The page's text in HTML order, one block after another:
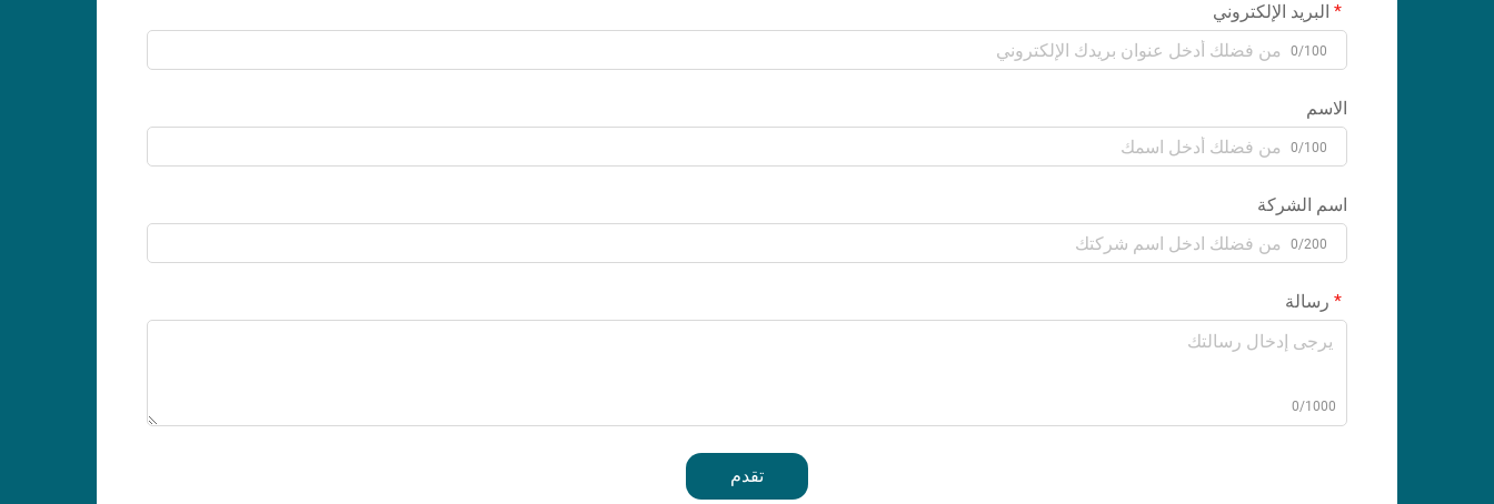
البريد الإلكتروني
0/100
الاسم
0/100
اسم الشركة
0/200
رسالة
0/1000
تقدم